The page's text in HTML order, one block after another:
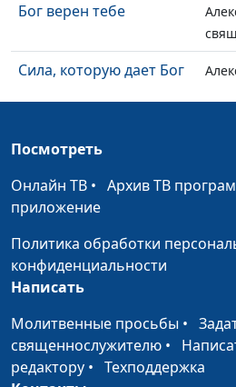
Бог верен тебе
Сила, которую дает Бог
помощи
Бог, который близок к
нам
Духовное возрастание
прощать?
Бог сражается за тебя
Посмотреть
Онлайн ТВ • Архив ТВ
приложение
Политика обработки
конфиденциальности
Написать
Молитвенные просьбы •
священнослужителю •
редактору • Техподдержка